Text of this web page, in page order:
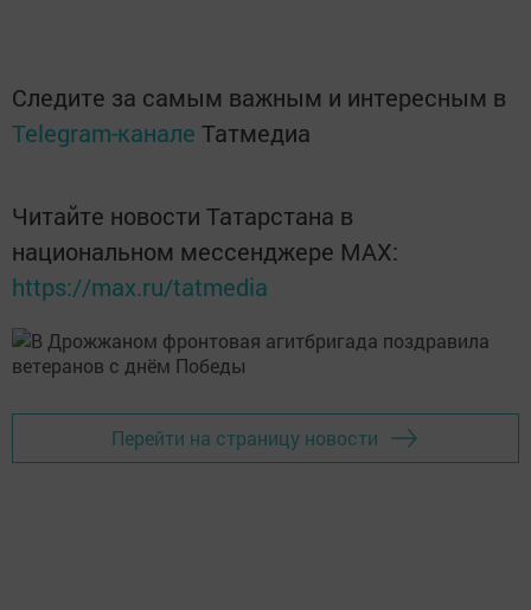
Следите за самым важным и интересным в
Telegram-канале Татмедиа
Читайте новости Татарстана в
национальном мессенджере MАХ:
https://max.ru/tatmedia
Перейти на страницу новости